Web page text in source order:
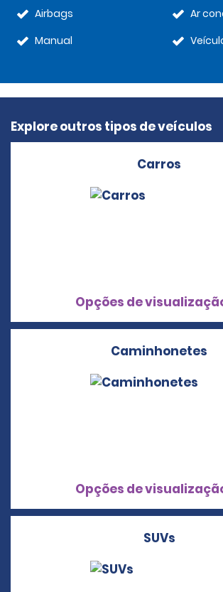
Airbags
Manual
Ar
Explore outros tipos de veículos
Carros
Opções de
Caminhonetes
Opções de
SUVs